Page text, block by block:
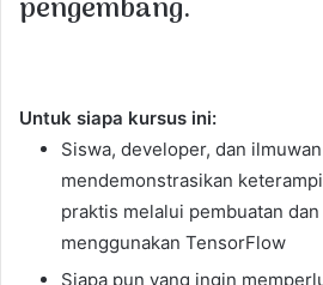
Untuk siapa kursus ini:
Siswa, developer, dan
mendemonstrasikan
praktis melalui pembuatan
menggunakan TensorFlow
Siapa pun yang ingin